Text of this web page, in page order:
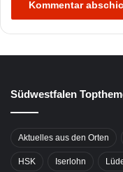
Südwestfalen
Aktuelles aus den Orten
HSK Iserlohn